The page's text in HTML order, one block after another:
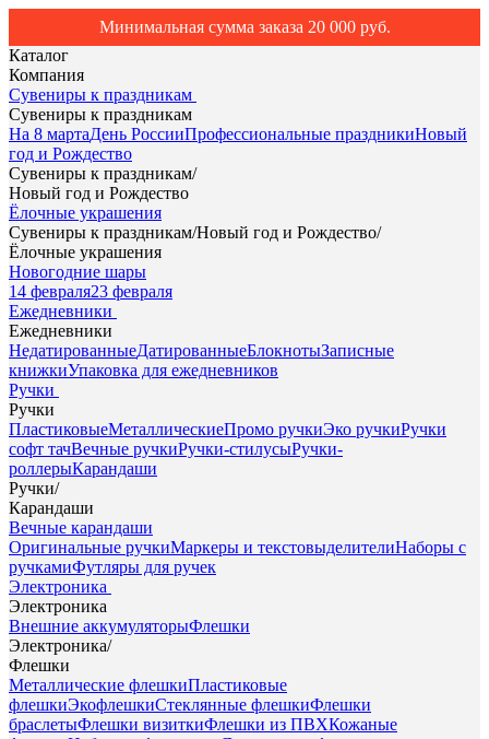
Минимальная сумма заказа 20 000 руб.
Каталог
Компания
Сувениры к праздникам
Сувениры к праздникам
На 8 мартаДень РоссииПрофессиональные праздникиНовый
год и Рождество
Сувениры к праздникам/
Новый год и Рождество
Ёлочные украшения
Сувениры к праздникам/Новый год и Рождество/
Ёлочные украшения
Новогодние шары
14 февраля23 февраля
Ежедневники
Ежедневники
НедатированныеДатированныеБлокнотыЗаписные
книжкиУпаковка для ежедневников
Ручки
Ручки
ПластиковыеМеталлическиеПромо ручкиЭко ручкиРучки
софт тачВечные ручкиРучки-стилусыРучки-
роллерыКарандаши
Ручки/
Карандаши
Вечные карандаши
Оригинальные ручкиМаркеры и текстовыделителиНаборы с
ручкамиФутляры для ручек
Электроника
Электроника
Внешние аккумуляторыФлешки
Электроника/
Флешки
Металлические флешкиПластиковые
флешкиЭкофлешкиСтеклянные флешкиФлешки
браслетыФлешки визиткиФлешки из ПВХКожаные